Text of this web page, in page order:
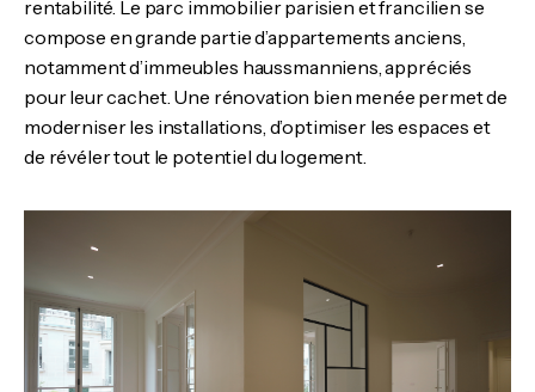
rentabilité. Le parc immobilier parisien et francilien se
compose en grande partie d’appartements anciens,
notamment d’immeubles haussmanniens, appréciés
pour leur cachet. Une rénovation bien menée permet de
moderniser les installations, d’optimiser les espaces et
de révéler tout le potentiel du logement.